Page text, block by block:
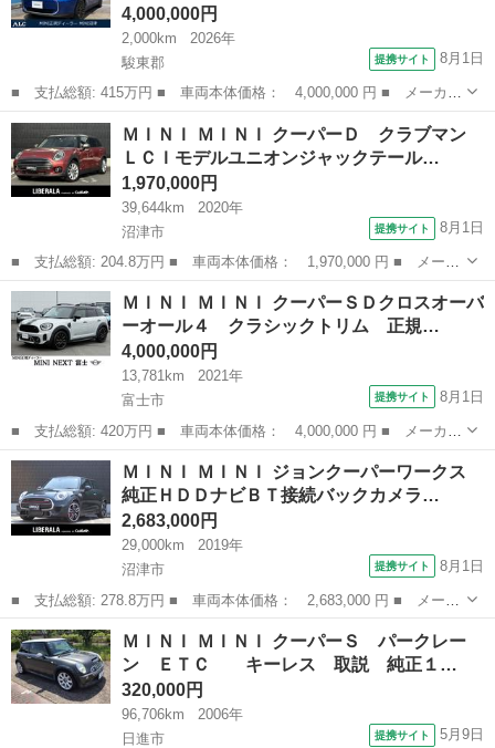
4,000,000円
2,000km
2026年
駿東郡
提携サイト 8月1日
■ 支払総額: 415万円 ■ 車両本体価格： 4,000,000 円 ■ メーカー
名： ＭＩＮＩ ■ 車種名： ＭＩＮＩ ■ グレード名： クーパー
ＳＥ フェイバード・トリム ■ 排気量： EV ■ ドア枚数： 3D
■...
静岡 駿東郡
ＭＩＮＩ ＭＩＮＩ クーパーＤ クラブマン
ＬＣＩモデルユニオンジャックテール…
1,970,000円
39,644km
2020年
沼津市
提携サイト 8月1日
■ 支払総額: 204.8万円 ■ 車両本体価格： 1,970,000 円 ■ メーカ
ー名： ＭＩＮＩ ■ 車種名： ＭＩＮＩ ■ グレード名： クーパ
ーＤ クラブマン ＬＣＩモデルユニオンジャックテールインテリジ
ェントセ...
静岡 沼津市 ミニ
ＭＩＮＩ ＭＩＮＩ クーパーＳＤクロスオーバ
ーオール４ クラシックトリム 正規…
4,000,000円
13,781km
2021年
富士市
提携サイト 8月1日
■ 支払総額: 420万円 ■ 車両本体価格： 4,000,000 円 ■ メーカー
名： ＭＩＮＩ ■ 車種名： ＭＩＮＩ ■ グレード名： クーパー
ＳＤクロスオーバーオール４ クラシックトリム 正規認定中古車
保証整備付...
静岡 富士市
ＭＩＮＩ ＭＩＮＩ ジョンクーパーワークス
純正ＨＤＤナビＢＴ接続バックカメラ…
2,683,000円
29,000km
2019年
沼津市
提携サイト 8月1日
■ 支払総額: 278.8万円 ■ 車両本体価格： 2,683,000 円 ■ メーカ
ー名： ＭＩＮＩ ■ 車種名： ＭＩＮＩ ■ グレード名： ジョン
クーパーワークス 純正ＨＤＤナビＢＴ接続バックカメラシートヒー
ターＨＵ...
静岡 沼津市
ＭＩＮＩ ＭＩＮＩ クーパーＳ パークレー
ン ＥＴＣ キーレス 取説 純正１…
320,000円
96,706km
2006年
日進市
提携サイト 5月9日